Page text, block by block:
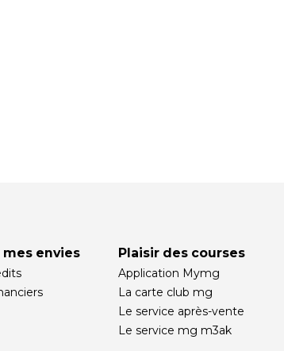
mes envies Plaisir des courses
Application Mymg
La carte club mg
Le service après-vente
Le service mg m3ak